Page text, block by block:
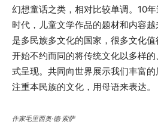
幻想童话之类，相对比较单调。10
时代，儿童文学作品的题材和内容
是多民族多文化的国家，很多文化
开始不约而同的将传统文化以多样
式呈现。共同向世界展示我们丰富的
注重本民族的文化，用母语来表达。
作家毛里西奥·德·索萨